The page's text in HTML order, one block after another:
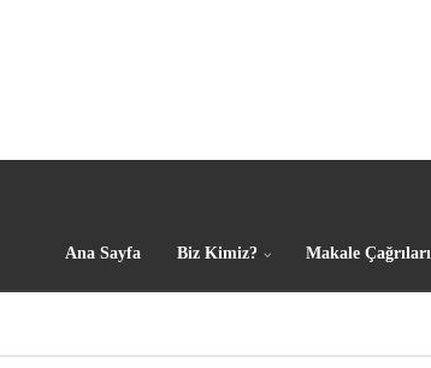
Ana Sayfa Biz Kimiz? Makale Çağrıları